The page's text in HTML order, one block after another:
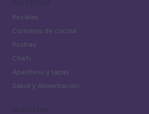
Recetas
Consejos de cocina
Postres
Chefs
Aperitivos y tapas
Salud y Alimentación